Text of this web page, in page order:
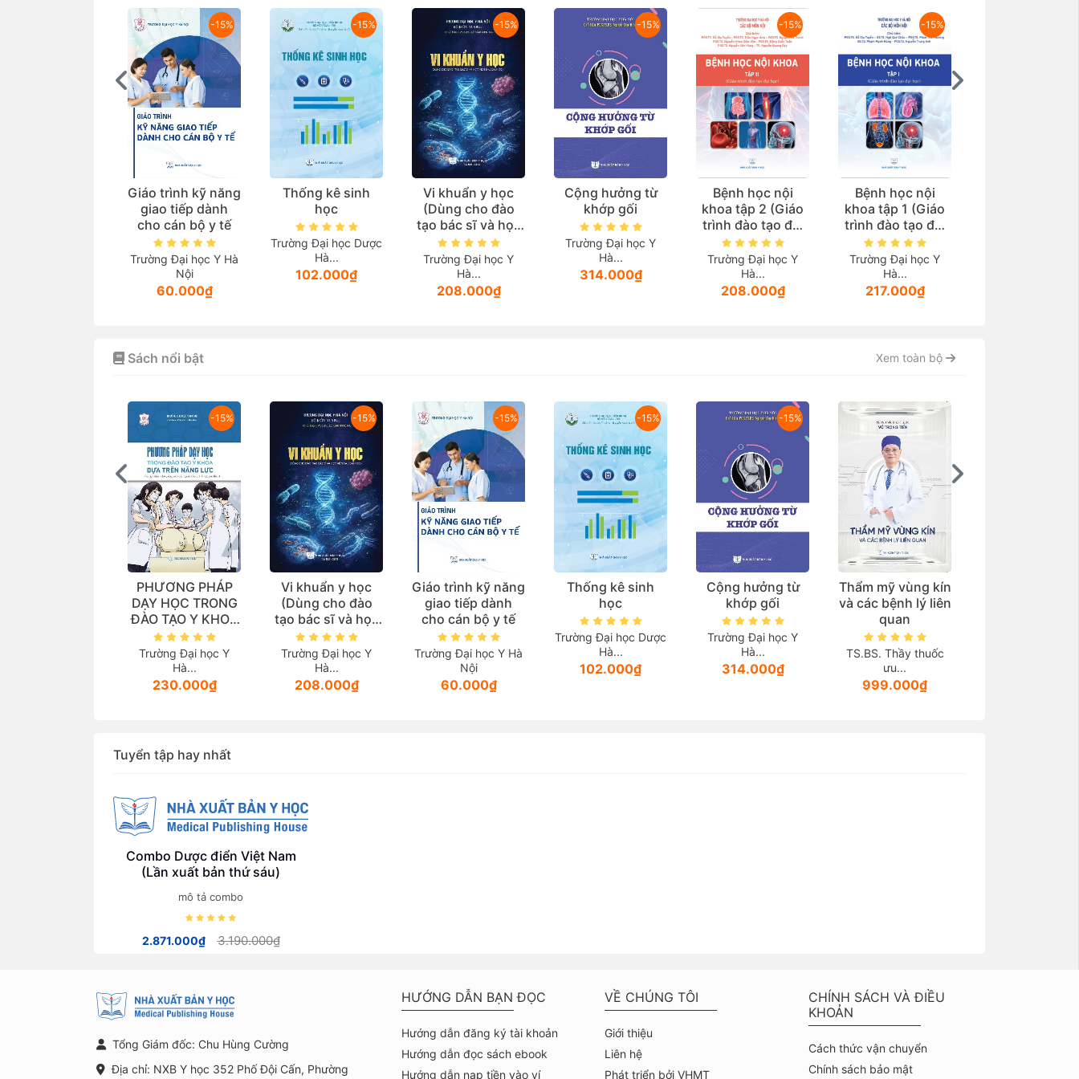
-15%
Giáo trình kỹ năng
giao tiếp dành
cho cán bộ y tế
Trường Đại học Y Hà
Nội
60.000₫
-15%
Thống kê sinh
học
Trường Đại học Dược
Hà...
102.000₫
-15%
Vi khuẩn y học
(Dùng cho đào
tạo bác sĩ và học
viên sau đại học)
Trường Đại học Y
Hà...
208.000₫
-15%
Cộng hưởng từ
khớp gối
Trường Đại học Y
Hà...
314.000₫
-15%
Bệnh học nội
khoa tập 2 (Giáo
trình đào tạo đại
học)
Trường Đại học Y
Hà...
208.000₫
-15%
Bệnh học nội
khoa tập 1 (Giáo
trình đào tạo đại
học)
Trường Đại học Y
Hà...
217.000₫
Sách nổi bật Xem toàn bộ
-15%
PHƯƠNG PHÁP
DẠY HỌC TRONG
ĐÀO TẠO Y KHOA
DỰA TRÊN NĂNG
LỰC (Tài liệu dành
cho giảng viên
các ngành thuộc
Trường Đại học Y
Hà...
230.000₫
-15%
Vi khuẩn y học
(Dùng cho đào
tạo bác sĩ và học
viên sau đại học)
Trường Đại học Y
Hà...
208.000₫
-15%
Giáo trình kỹ năng
giao tiếp dành
cho cán bộ y tế
Trường Đại học Y Hà
Nội
60.000₫
-15%
Thống kê sinh
học
Trường Đại học Dược
Hà...
102.000₫
-15%
Cộng hưởng từ
khớp gối
Trường Đại học Y
Hà...
314.000₫
Thẩm mỹ vùng kín
và các bệnh lý liên
quan
TS.BS. Thầy thuốc
ưu...
999.000₫
Tuyển tập hay nhất
Combo Dược điển Việt Nam
(Lần xuất bản thứ sáu)
mô tả combo
2.871.000₫ 3.190.000₫
Tổng Giám đốc: Chu Hùng Cường
Địa chỉ: NXB Y học 352 Phố Đội Cấn, Phường
HƯỚNG DẪN BẠN ĐỌC
Hướng dẫn đăng ký tài khoản
Hướng dẫn đọc sách ebook
Hướng dẫn nạp tiền vào ví
VỀ CHÚNG TÔI
Giới thiệu
Liên hệ
Phát triển bởi VHMT
CHÍNH SÁCH VÀ ĐIỀU
KHOẢN
Cách thức vận chuyển
Chính sách bảo mật